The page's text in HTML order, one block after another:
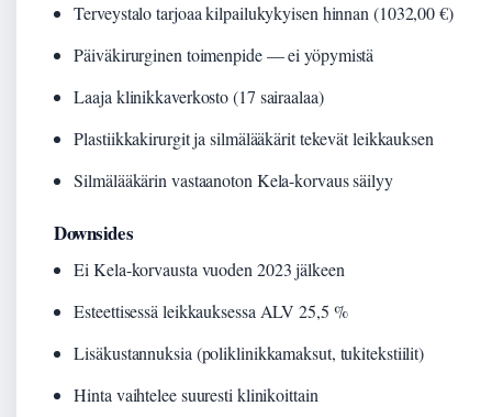
Terveystalo tarjoaa kilpailukykyisen hinnan (1032,00 €)
Päiväkirurginen toimenpide — ei yöpymistä
Laaja klinikkaverkosto (17 sairaalaa)
Plastiikkakirurgit ja silmälääkärit tekevät leikkauksen
Silmälääkärin vastaanoton Kela-korvaus säilyy
Downsides
Ei Kela-korvausta vuoden 2023 jälkeen
Esteettisessä leikkauksessa ALV 25,5 %
Lisäkustannuksia (poliklinikkamaksut, tukitekstiilit)
Hinta vaihtelee suuresti klinikoittain